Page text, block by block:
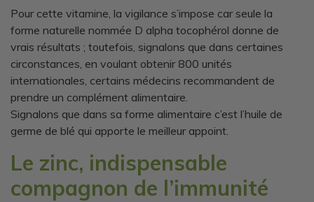
Pour cette vitamine, la vigilance s’impose car seule la
forme naturelle nommée D alpha tocophérol donne de
vrais résultats ; toutefois, signalons que dans certaines
circonstances, en voulant obtenir 800 unités
internationales, certains médecins recommandent de
prendre un complément alimentaire.
Signalons que dans sa forme alimentaire c’est l’huile de
germe de blé qui apporte le meilleur appoint.
Le zinc, indispensable
compagnon de l’immunité